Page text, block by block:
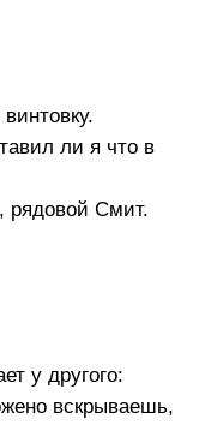
ли я что в
рядовой Смит.
у другого:
вскрываешь,